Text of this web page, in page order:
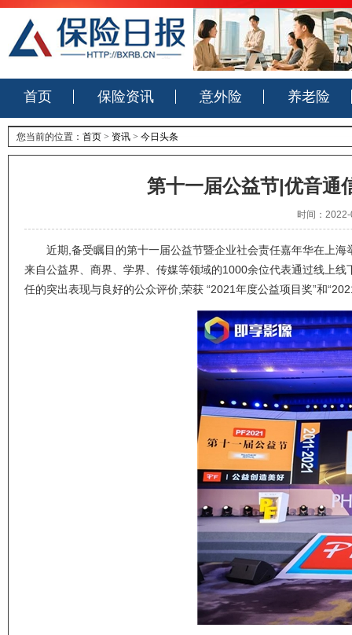
首页 保险资讯 意外险 养老险
您当前的位置： 首页 > 资讯 > 今日头条
第十一届公益节|优音通
时间：
近期,备受瞩目的第十一届公益节暨企业社会责任嘉年华在上海举
来自公益界、商界、学界、传媒等领域的1000余位代表通过线上
任的突出表现与良好的公众评价,荣获 “2021年度公益项目奖”和